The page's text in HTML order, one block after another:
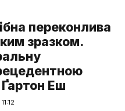
переконлива
зразком.
Еш